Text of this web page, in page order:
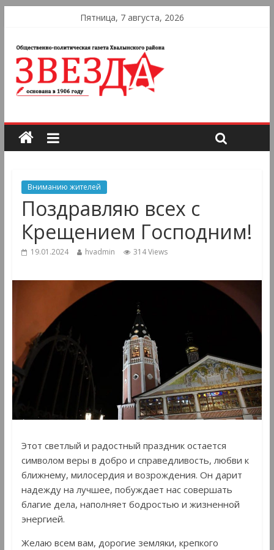
Пятница, 7 августа, 2026
Вниманию жителей
Поздравляю всех с
Крещением Господним!
19.01.2024 hvadmin 314 Views
Этот светлый и радостный праздник остается
символом веры в добро и справедливость, любви к
ближнему, милосердия и возрождения. Он дарит
надежду на лучшее, побуждает нас совершать
благие дела, наполняет бодростью и жизненной
энергией.
Желаю всем вам, дорогие земляки, крепкого